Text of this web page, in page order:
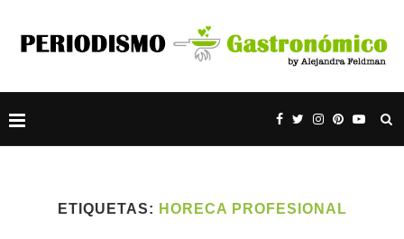
ETIQUETAS: HORECA PROFESIONAL